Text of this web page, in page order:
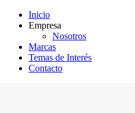
Inicio
Empresa
Nosotros
Marcas
Temas de Interés
Contacto